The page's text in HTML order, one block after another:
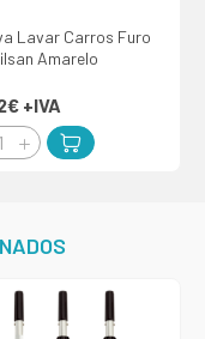
Lavar Carros Furo
Amarelo
+IVA